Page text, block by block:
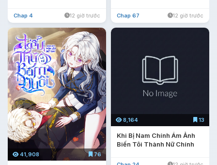
Chap 4 12 giờ trước Chap 67 12 giờ trước
41,908 76
8,164 13
Khi Bị Nam Chính Ám Ảnh
Biến Tôi Thành Nữ Chính